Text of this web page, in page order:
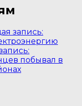
запись:
побывал в